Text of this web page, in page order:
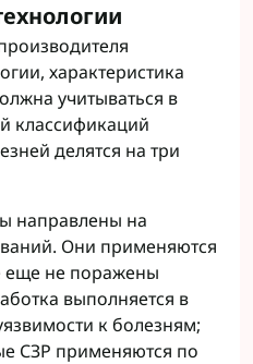
характеристика
учитываться в
классификаций
делятся на три
направлены на
Они применяются
еще не поражены
выполняется в
к болезням;
СЗР применяются по